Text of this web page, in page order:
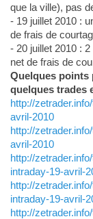
que la ville), pas
- 19 juillet 2010 :
de frais de
- 20 juillet 2010 :
net de frais de
Quelques points
quelques trades
http://
avril-2010
http://
avril-2010
http://
intraday-19-avril-
http://
intraday-19-avril-
http://